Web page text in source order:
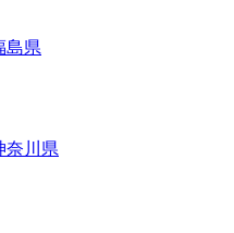
島県
奈川県